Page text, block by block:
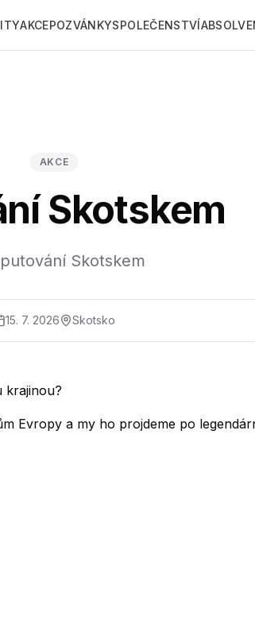
AKCEPOZVÁNKYSPOLEČENSTVÍ
AKCE
Skotskem
Skotskem
15. 7. 2026 Skotsko
krajinou?
Evropy a my ho projdeme po